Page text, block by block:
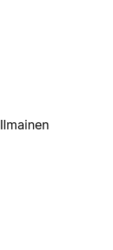
Ilmainen